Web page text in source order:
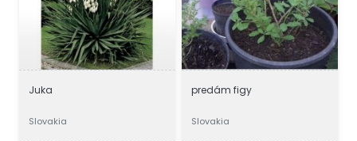
Juka
Slovakia
predám figy
Slovakia